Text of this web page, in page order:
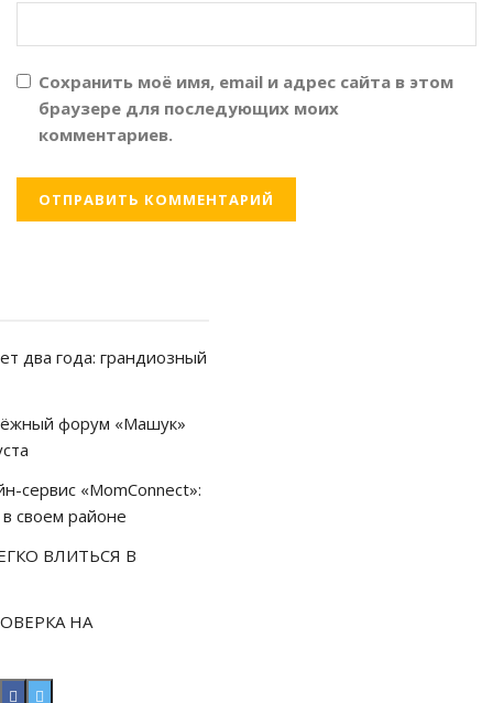
Сохранить моё имя, email и адрес сайта в этом
браузере для последующих моих
комментариев.
два года: грандиозный
форум «Машук»
сервис «MomConnect»:
своем районе
ВЛИТЬСЯ В
НА